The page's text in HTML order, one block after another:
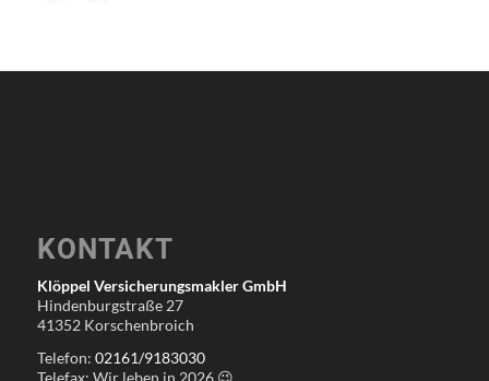
KONTAKT
Klöppel Versicherungsmakler GmbH
Hindenburgstraße 27
41352 Korschenbroich
Telefon: 02161/9183030